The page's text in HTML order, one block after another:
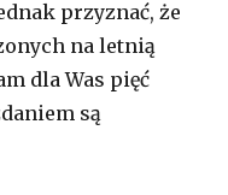
przyznać, że
na letnią
dla Was pięć
są